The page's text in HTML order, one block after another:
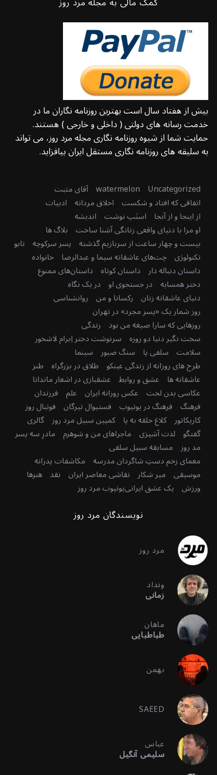
بیش از هفتاد سال است بهترین روزنامه نگاران ما در
خدمت رسانه های دولتی ( داخلی و خارجی ) هستند.
حمایت شما از شیوه روزنامه نگاری مجله مرد روز، می تواند
به سلیقه های روزنامه نگاری مستقل ایران بیافزاید.
Uncategorized
watermelon آقای مثبت
اتفاقی که افتاد و شکست اخلاق مردانه ادبیات
از اینجا و از آنجا اسنَپ نوشت اندیشه
او مرا با دنیای واقعی زنانگی آشنا ساخت بلاگ ها
بیست و چهار ساعت از سربازیم گذشته پسر سرکوچه تابو
تکنولوژی چت‌های عاشقانه سیما و عبدالرضا خانواده
داستان دنباله دار داستان کوتاه داستان‌های ممنوع
دختر همسایه در جستجوی او در یک نگاه
دنیای عاشقانه زنان رکسانا و من روانشناسی
روز شمار یک «پسر مجرد» در تهران
روزهایی که سارا صیغه من بود زندگی
سخت نگیر دنیا دو روزه سرنوشت دختر اِبرام لاشخور
سلامت سلفی پا سنگ صبور سینما
طرح های روزانه از زندگی عینکو طلاق در بزرگراه طنز
عاشقانه ها عشق و روابط عشقبازی در اشعار ماندانا
عکاسی بدن لخت عکس روزانه ایران علم فرزندان
فرهنگ فرهنگ در یوتیوب فستیوال تیرگان فوتبال روز
کاریکاتور کلاغ حلقه به پا کمپین سبیل مرد روز گالری
گفتگو لذت آشپزی ماجراهای من و شوهرم مادرِ سه پسر
مد روز مسابقه سبیل سلفی
معمای زخم دستِ شاگردان مدرسه مکاشفات پدرانه
موسیقی میر شکار نقاشی معاصر ایران نقد هنرها
ورزش یک عشق ایرانییوتیوب مرد روز
نویسندگان مرد روز
مرد روز
ونداد
زمانی
ماهان
طباطبایی
بهمن
SAEED
عباس
سلیمی آنگیل